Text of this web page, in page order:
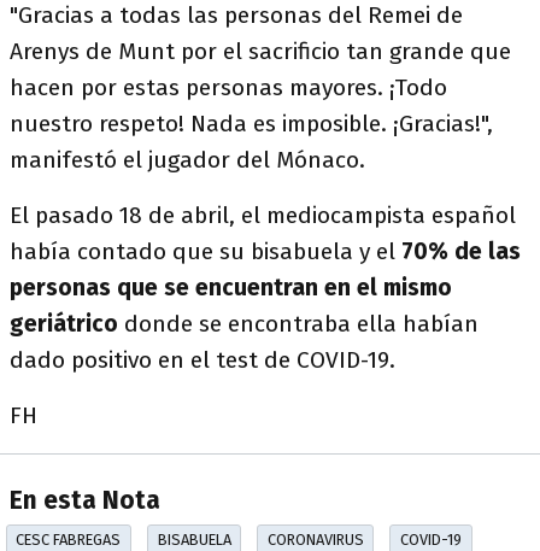
"Gracias a todas las personas del Remei de
Arenys de Munt por el sacrificio tan grande que
hacen por estas personas mayores. ¡Todo
nuestro respeto! Nada es imposible. ¡Gracias!",
manifestó el jugador del Mónaco.
El pasado 18 de abril, el mediocampista español
había contado que su bisabuela y el 70% de las
personas que se encuentran en el mismo
geriátrico donde se encontraba ella habían
dado positivo en el test de COVID-19.
FH
En esta Nota
CESC FABREGAS BISABUELA CORONAVIRUS COVID-19